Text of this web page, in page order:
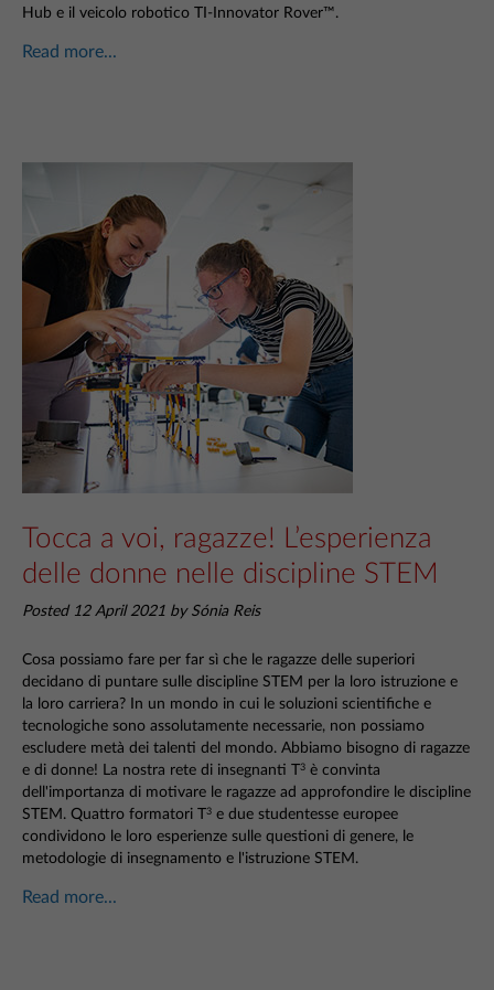
Hub e il veicolo robotico TI-Innovator Rover™.
Read more...
Tocca a voi, ragazze! L’esperienza
delle donne nelle discipline STEM
Posted 12 April 2021 by Sónia Reis
Cosa possiamo fare per far sì che le ragazze delle superiori
decidano di puntare sulle discipline STEM per la loro istruzione e
la loro carriera? In un mondo in cui le soluzioni scientifiche e
tecnologiche sono assolutamente necessarie, non possiamo
escludere metà dei talenti del mondo. Abbiamo bisogno di ragazze
e di donne! La nostra rete di insegnanti T3 è convinta
dell'importanza di motivare le ragazze ad approfondire le discipline
STEM. Quattro formatori T3 e due studentesse europee
condividono le loro esperienze sulle questioni di genere, le
metodologie di insegnamento e l'istruzione STEM.
Read more...